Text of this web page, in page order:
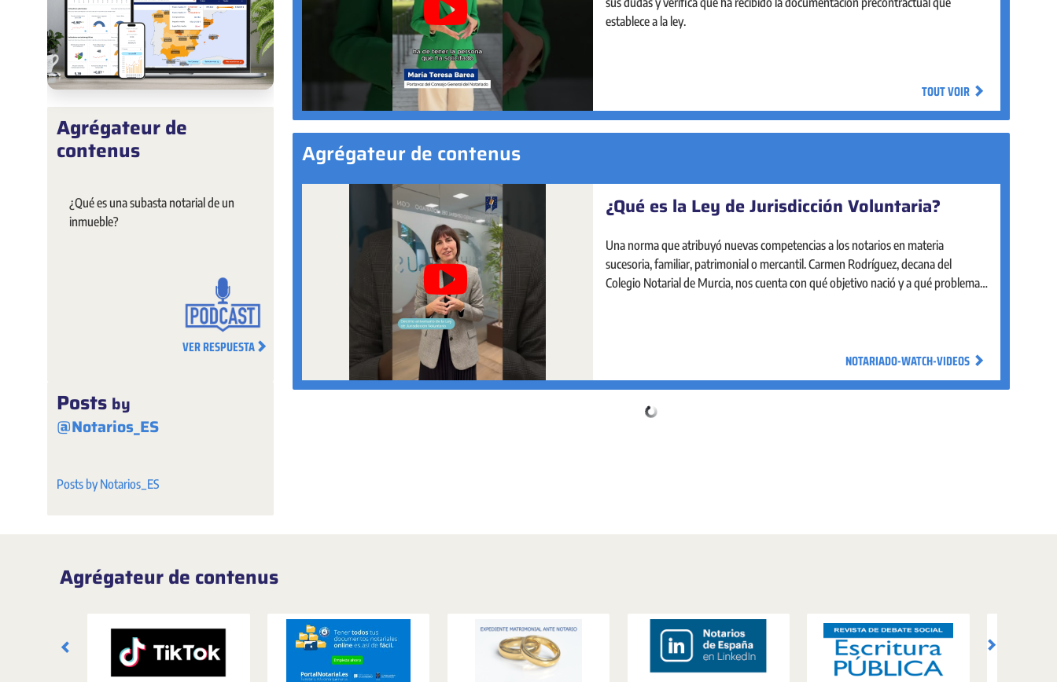
Agrégateur de
contenus
¿Qué es una subasta notarial de un
inmueble?
VER RESPUESTA
Posts by
@Notarios_ES
Posts by Notarios_ES
establece a la ley.
TOUT VOIR
y la seguridad jurídica de los actos mercantiles que realizan pequeñas y medianas
TOUT VOIR
Agrégateur de contenus
¿Qué es la Ley de Jurisdicción Voluntaria?
Una norma que atribuyó nuevas competencias a los notarios en materia
sucesoria, familiar, patrimonial o mercantil. Carmen Rodríguez, decana del
Colegio Notarial de Murcia, nos cuenta con qué objetivo nació y a qué problemas
NOTARIADO-WATCH-VIDEOS
Portal Estadístico del Notariado
El Portal Estadístico del Notariado está diseñado para facilitar la consulta y el
análisis del mercado inmobiliario en nuestro país. Cuenta con un mapa de fácil
navegación, visual e interactivo para explorar y obtener los principales
NOTARIADO-WATCH-VIDEOS
Agrégateur de contenus